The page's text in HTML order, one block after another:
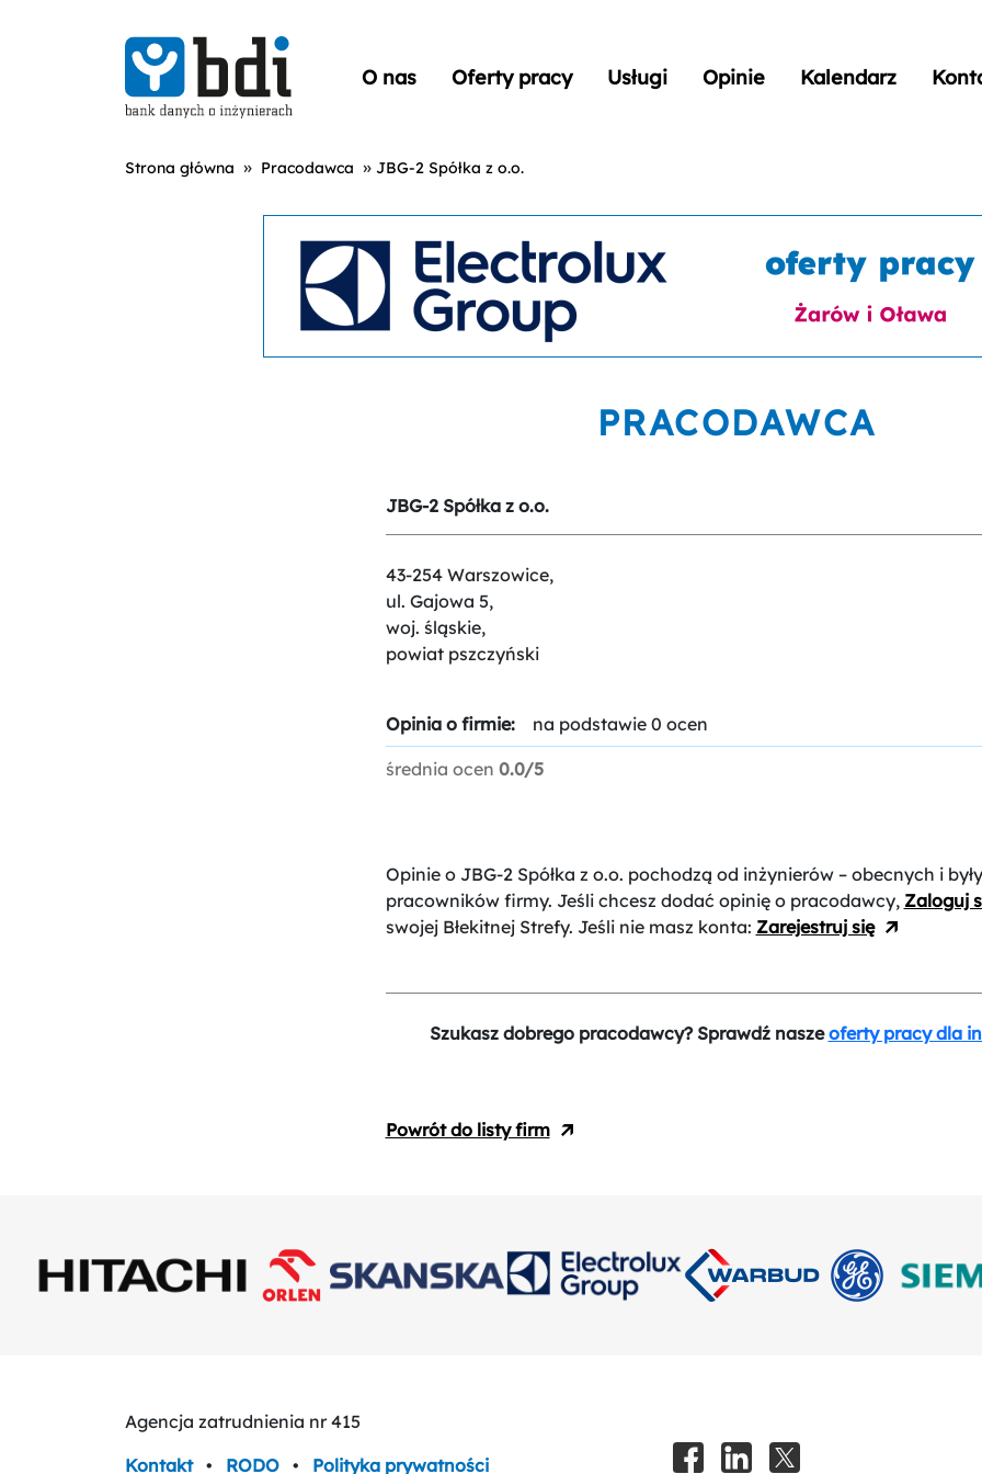
O nas Oferty pracy Usługi Opinie Kalendarz
Strona główna » Pracodawca » JBG-2 Spółka z o.o.
PRACODAWCA
JBG-2 Spółka z o.o.
43-254 Warszowice,
ul. Gajowa 5,
woj. śląskie,
powiat pszczyński
Opinia o firmie: na podstawie 0 ocen
średnia ocen 0.0/5
Opinie o JBG-2 Spółka z o.o. pochodzą od inżynierów – obecnych i
pracowników firmy. Jeśli chcesz dodać opinię o pracodawcy, Zaloguj
swojej Błekitnej Strefy. Jeśli nie masz konta: Zarejestruj się
Szukasz dobrego pracodawcy? Sprawdź naszeoferty pracy dla
Powrót do listy firm
Agencja zatrudnienia nr 415
Kontakt • RODO • Polityka prywatności